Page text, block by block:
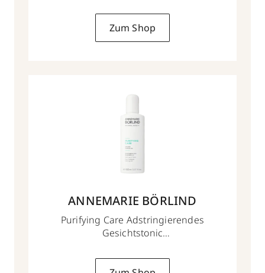
Zum Shop
ANNEMARIE BÖRLIND
Purifying Care Adstringierendes
Gesichtstonic